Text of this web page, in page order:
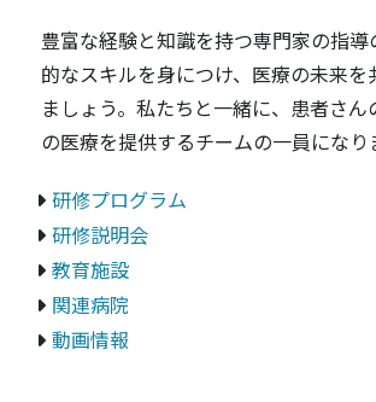
豊富な経験と知識を持つ専門家の指導
的なスキルを身につけ、医療の未来を
ましょう。私たちと一緒に、患者さん
の医療を提供するチームの一員になり
研修プログラム
研修説明会
教育施設
関連病院
動画情報